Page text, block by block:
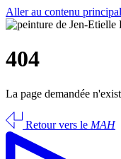
Aller au contenu principal
404
La page demandée
Retour vers le MAH